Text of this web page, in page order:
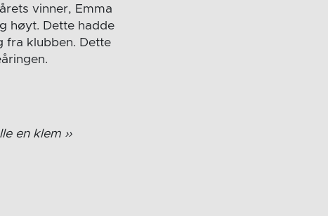
vinner, Emma
høyt. Dette hadde
fra klubben. Dette
en klem